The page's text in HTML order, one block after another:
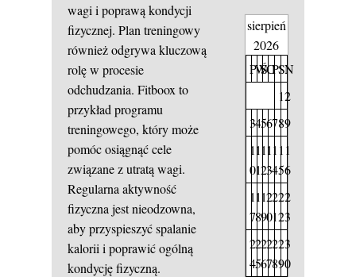
wagi i poprawą kondycji
fizycznej. Plan treningowy
również odgrywa kluczową
rolę w procesie
odchudzania. Fitboox to
przykład programu
treningowego, który może
pomóc osiągnąć cele
związane z utratą wagi.
Regularna aktywność
fizyczna jest nieodzowna,
aby przyspieszyć spalanie
kalorii i poprawić ogólną
kondycję fizyczną.
sierpień
2026
PW
ŚCPSN
12
3456789
1
0
1
1
1
2
1
3
1
4
1
5
1
6
1
7
1
8
1
9
2
0
2
1
2
2
2
3
2
4
2
5
2
6
2
7
2
8
2
9
3
0